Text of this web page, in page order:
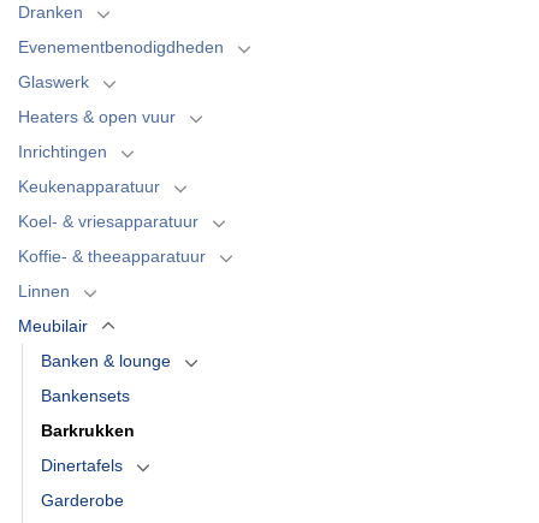
Dranken
Evenementbenodigdheden
Glaswerk
Heaters & open vuur
Inrichtingen
Keukenapparatuur
Koel- & vriesapparatuur
Koffie- & theeapparatuur
Linnen
Meubilair
Banken & lounge
Bankensets
Barkrukken
Dinertafels
Garderobe